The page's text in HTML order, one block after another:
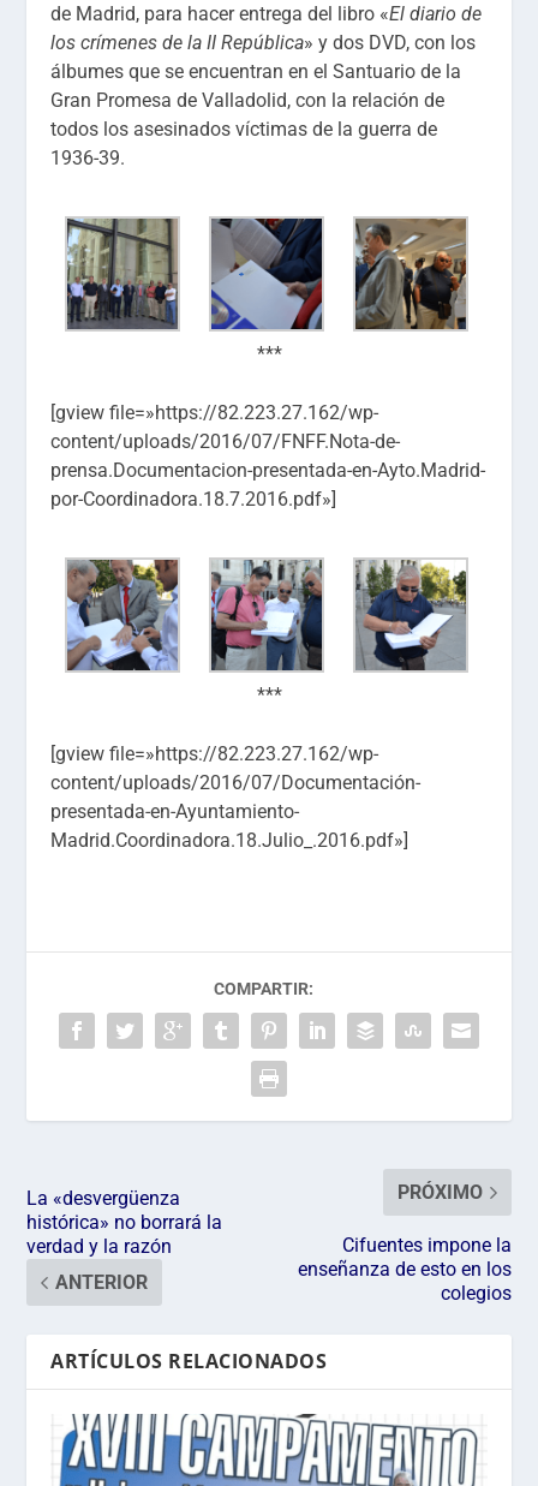
de Madrid, para hacer entrega del libro «El diario de
los crímenes de la II República» y dos DVD, con los
álbumes que se encuentran en el Santuario de la
Gran Promesa de Valladolid, con la relación de
todos los asesinados víctimas de la guerra de
1936-39.
***
[gview file=»https://82.223.27.162/wp-
content/uploads/2016/07/FNFF.Nota-de-
prensa.Documentacion-presentada-en-Ayto.Madrid-
por-Coordinadora.18.7.2016.pdf»]
***
[gview file=»https://82.223.27.162/wp-
content/uploads/2016/07/Documentación-
presentada-en-Ayuntamiento-
Madrid.Coordinadora.18.Julio_.2016.pdf»]
COMPARTIR:
La «desvergüenza
histórica» no borrará la
verdad y la razón
ANTERIOR
PRÓXIMO
Cifuentes impone la
enseñanza de esto en los
colegios
ARTÍCULOS RELACIONADOS